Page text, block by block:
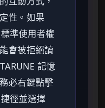
性。如果
準使用者權
會被拒絕讀
記憶
必右鍵點擊
徑並選擇